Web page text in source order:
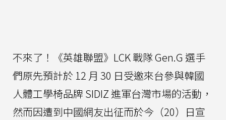
不來了！《英雄聯盟》LCK 戰隊 Gen.G 選手
們原先預計於 12 月 30 日受邀來台參與韓國
人體工學椅品牌 SIDIZ 進軍台灣市場的活動，
然而因遭到中國網友出征而於今（20）日宣